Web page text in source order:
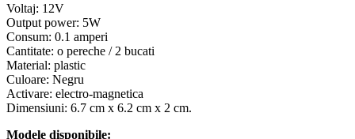
Voltaj: 12V
Output power: 5W
Consum: 0.1 amperi
Cantitate: o pereche / 2 bucati
Material: plastic
Culoare: Negru
Activare: electro-magnetica
Dimensiuni: 6.7 cm x 6.2 cm x 2 cm.
Modele disponibile: